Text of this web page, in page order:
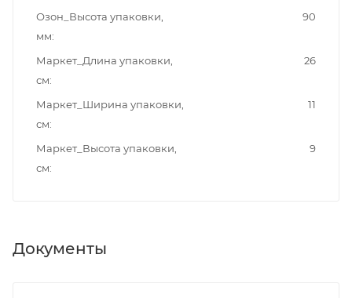
Озон_Высота упаковки,
мм
90
Маркет_Длина упаковки,
см
26
Маркет_Ширина упаковки,
см
11
Маркет_Высота упаковки,
см
9
Документы